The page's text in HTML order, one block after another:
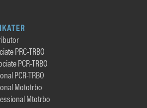
PRC-TRBO
PCR-TRBO
PCR-TRBO
Mototrbo
Mtotrbo